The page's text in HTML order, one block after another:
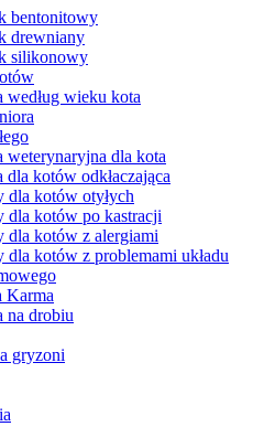
bentonitowy
drewniany
silikonowy
według wieku kota
weterynaryjna dla kota
dla kotów odkłaczająca
dla kotów otyłych
dla kotów po kastracji
dla kotów z alergiami
dla kotów z problemami układu
Karma
na drobiu
gryzoni